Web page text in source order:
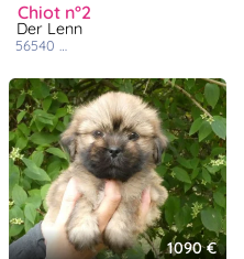
chiot n°2
Der Lenn
56540
1090 €